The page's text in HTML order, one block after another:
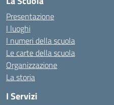
Presentazione
I luoghi
I numeri della scuola
Le carte della scuola
Organizzazione
La storia
I Servizi